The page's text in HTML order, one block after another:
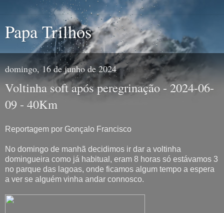
Papa Trilhos
domingo, 16 de junho de 2024
Voltinha soft após peregrinação - 2024-06-
09 - 40Km
Reportagem por Gonçalo Francisco
No domingo de manhã decidimos ir dar a voltinha
domingueira como já habitual, eram 8 horas só estávamos 3
no parque das lagoas, onde ficamos algum tempo a espera
a ver se alguém vinha andar connosco.